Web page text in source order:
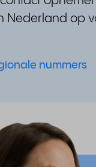
Nederland op
nummers